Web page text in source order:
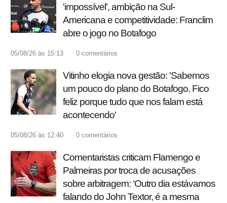
'impossível', ambição na Sul-
Americana e competitividade: Franclim
abre o jogo no Botafogo
05/08/26 às 15:13 0 comentários
Vitinho elogia nova gestão: 'Sabemos
um pouco do plano do Botafogo. Fico
feliz porque tudo que nos falam está
acontecendo'
05/08/26 às 12:40 0 comentários
Comentaristas criticam Flamengo e
Palmeiras por troca de acusações
sobre arbitragem: ‘Outro dia estávamos
falando do John Textor, é a mesma